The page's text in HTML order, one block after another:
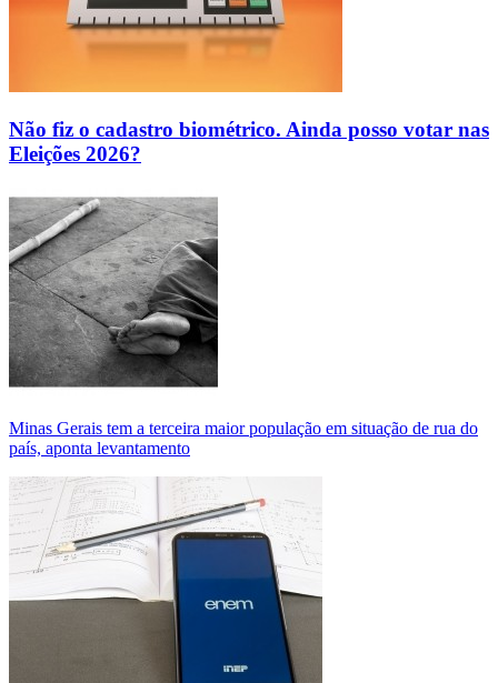
Não fiz o cadastro biométrico. Ainda posso votar nas
Eleições 2026?
Minas Gerais tem a terceira maior população em situação de rua do
país, aponta levantamento